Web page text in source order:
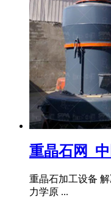
重晶石网_
重晶石加工设备
力学原 ...